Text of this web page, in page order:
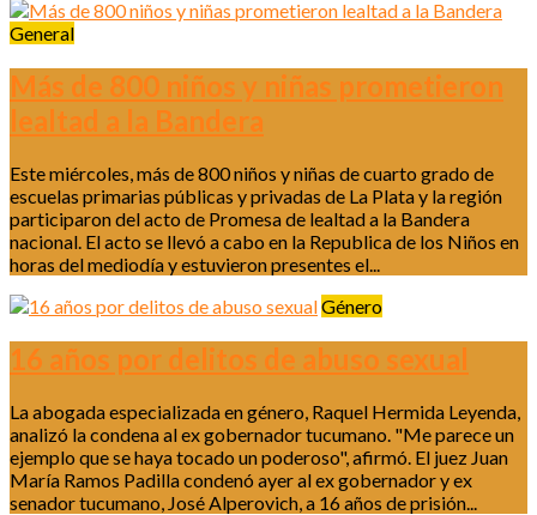
General
Más de 800 niños y niñas prometieron
lealtad a la Bandera
Este miércoles, más de 800 niños y niñas de cuarto grado de
escuelas primarias públicas y privadas de La Plata y la región
participaron del acto de Promesa de lealtad a la Bandera
nacional. El acto se llevó a cabo en la Republica de los Niños en
horas del mediodía y estuvieron presentes el...
Género
16 años por delitos de abuso sexual
La abogada especializada en género, Raquel Hermida Leyenda,
analizó la condena al ex gobernador tucumano. "Me parece un
ejemplo que se haya tocado un poderoso", afirmó. El juez Juan
María Ramos Padilla condenó ayer al ex gobernador y ex
senador tucumano, José Alperovich, a 16 años de prisión...